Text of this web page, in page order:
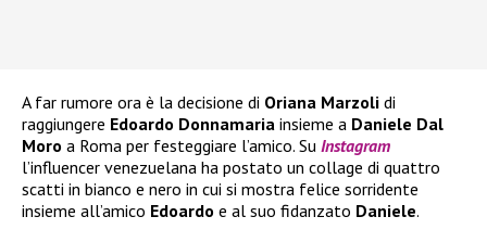
A far rumore ora è la decisione di Oriana Marzoli di
raggiungere Edoardo Donnamaria insieme a Daniele Dal
Moro a Roma per festeggiare l’amico. Su Instagram
l’influencer venezuelana ha postato un collage di quattro
scatti in bianco e nero in cui si mostra felice sorridente
insieme all’amico Edoardo e al suo fidanzato Daniele.